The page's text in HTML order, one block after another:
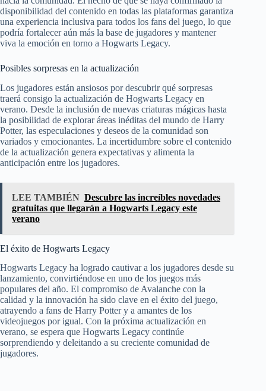
disponibilidad del contenido en todas las plataformas garantiza
una experiencia inclusiva para todos los fans del juego, lo que
podría fortalecer aún más la base de jugadores y mantener
viva la emoción en torno a Hogwarts Legacy.
Posibles sorpresas en la actualización
Los jugadores están ansiosos por descubrir qué sorpresas
traerá consigo la actualización de Hogwarts Legacy en
verano. Desde la inclusión de nuevas criaturas mágicas hasta
la posibilidad de explorar áreas inéditas del mundo de Harry
Potter, las especulaciones y deseos de la comunidad son
variados y emocionantes. La incertidumbre sobre el contenido
de la actualización genera expectativas y alimenta la
anticipación entre los jugadores.
LEE TAMBIÉN Descubre las increíbles novedades
gratuitas que llegarán a Hogwarts Legacy este
verano
El éxito de Hogwarts Legacy
Hogwarts Legacy ha logrado cautivar a los jugadores desde su
lanzamiento, convirtiéndose en uno de los juegos más
populares del año. El compromiso de Avalanche con la
calidad y la innovación ha sido clave en el éxito del juego,
atrayendo a fans de Harry Potter y a amantes de los
videojuegos por igual. Con la próxima actualización en
verano, se espera que Hogwarts Legacy continúe
sorprendiendo y deleitando a su creciente comunidad de
jugadores.